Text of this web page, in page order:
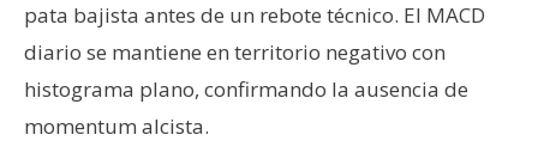
pata bajista antes de un rebote técnico. El MACD
diario se mantiene en territorio negativo con
histograma plano, confirmando la ausencia de
momentum alcista.